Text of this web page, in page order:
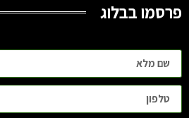
פרסמו בבלוג